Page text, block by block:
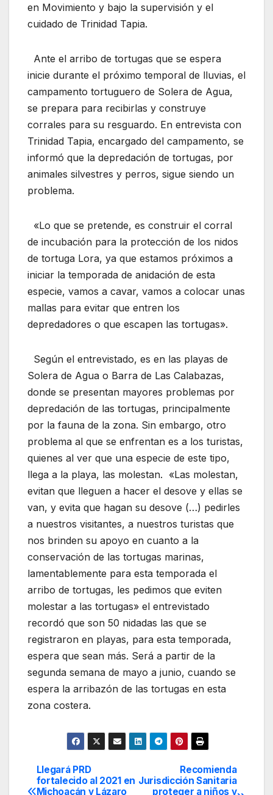
en Movimiento y bajo la supervisión y el
cuidado de Trinidad Tapia.
Ante el arribo de tortugas que se espera
inicie durante el próximo temporal de lluvias, el
campamento tortuguero de Solera de Agua,
se prepara para recibirlas y construye
corrales para su resguardo. En entrevista con
Trinidad Tapia, encargado del campamento, se
informó que la depredación de tortugas, por
animales silvestres y perros, sigue siendo un
problema.
«Lo que se pretende, es construir el corral
de incubación para la protección de los nidos
de tortuga Lora, ya que estamos próximos a
iniciar la temporada de anidación de esta
especie, vamos a cavar, vamos a colocar unas
mallas para evitar que entren los
depredadores o que escapen las tortugas».
Según el entrevistado, es en las playas de
Solera de Agua o Barra de Las Calabazas,
donde se presentan mayores problemas por
depredación de las tortugas, principalmente
por la fauna de la zona. Sin embargo, otro
problema al que se enfrentan es a los turistas,
quienes al ver que una especie de este tipo,
llega a la playa, las molestan. «Las molestan,
evitan que lleguen a hacer el desove y ellas se
van, y evita que hagan su desove (…) pedirles
a nuestros visitantes, a nuestros turistas que
nos brinden su apoyo en cuanto a la
conservación de las tortugas marinas,
lamentablemente para esta temporada el
arribo de tortugas, les pedimos que eviten
molestar a las tortugas» el entrevistado
recordó que son 50 nidadas las que se
registraron en playas, para esta temporada,
espera que sean más. Será a partir de la
segunda semana de mayo a junio, cuando se
espera la arribazón de las tortugas en esta
zona costera.
Navegación
Recomienda
Jurisdicción Sanitaria
proteger a niños y
Llegará PRD
fortalecido al 2021 en
Michoacán y Lázaro